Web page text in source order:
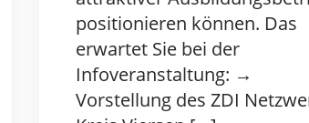
positionieren können. Das
erwartet Sie bei der
Infoveranstaltung: →
Vorstellung des ZDI